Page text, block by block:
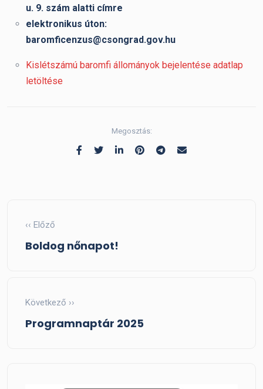
u. 9. szám alatti címre
elektronikus úton:
baromficenzus@csongrad.gov.hu
Kislétszámú baromfi állományok bejelentése adatlap
letöltése
Megosztás:
‹‹ Előző
Boldog nőnapot!
Következő ››
Programnaptár 2025